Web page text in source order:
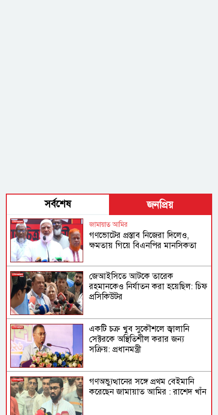
সর্বশেষ জনপ্রিয়
জামায়াত আমির
গণভোটের প্রস্তাব নিজেরা দিলেও,
ক্ষমতায় গিয়ে বিএনপির মানসিকতা
জেআইসিতে আটকে তারেক
রহমানকেও নির্যাতন করা হয়েছিল: চিফ
প্রসিকিউটর
একটি চক্র খুব সুকৌশলে জ্বালানি
সেক্টরকে অস্থিতিশীল করার জন্য
সক্রিয়: প্রধানমন্ত্রী
গণঅভ্যুত্থানের সঙ্গে প্রথম বেইমানি
করেছেন জামায়াত আমির : রাশেদ খাঁন